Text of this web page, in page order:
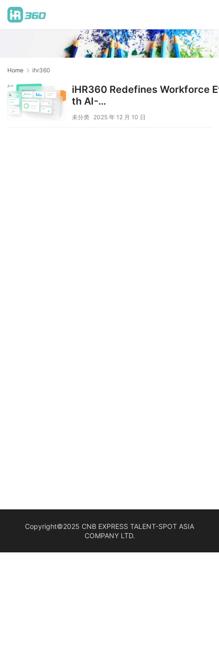
Home ihr360
iHR360 Redefines Workforce
th AI-
Driven “Compensation &
未分类 2025 年 12 月 10 日
Copyright©2025 CNB EXPRESS TALENT-SPOT ASIA
COMPANY LTD.